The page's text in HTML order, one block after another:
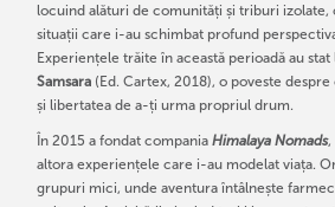
locuind alături de comunități și triburi
situații care i-au schimbat profund
Experiențele trăite în această perioadă au stat
Samsara (Ed. Cartex, 2018), o poveste
și libertatea de a-ți urma propriul drum.
În 2015 a fondat companiaHimalaya Nomads,
altora experiențele care i-au modelat viața.
grupuri mici, unde aventura întâlnește